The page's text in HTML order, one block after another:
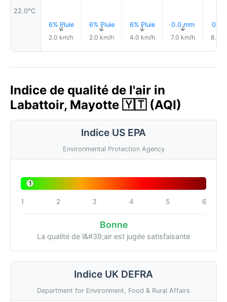
22.0°C
6% Pluie
↑
2.0 km/h
6% Pluie
↑
2.0 km/h
6% Pluie
↑
4.0 km/h
0.0 mm
↑
7.0 km/h
0.0
8.0
Indice de qualité de l'air in
Labattoir, Mayotte 🇾🇹 (AQI)
Indice US EPA
Environmental Protection Agency
1
1 2 3 4 5 6
Bonne
La qualité de l&#39;air est jugée satisfaisante
Indice UK DEFRA
Department for Environment, Food & Rural Affairs